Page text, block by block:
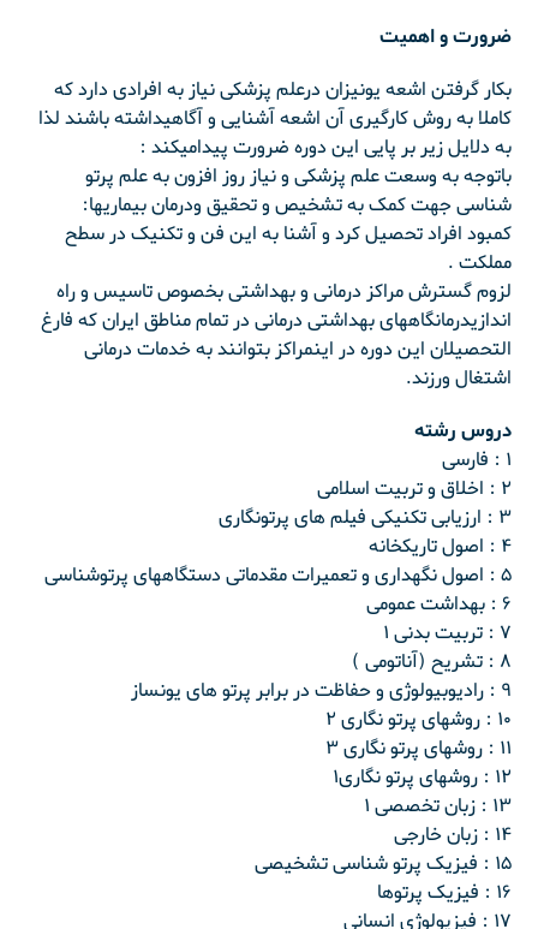
ضرورت و اهمیت
بکار گرفتن اشعه یونیزان درعلم پزشکی نیاز به افرادی دارد که
کاملا به روش کارگیری آن اشعه آشنایی و آگاهیداشته باشند لذا
به دلایل زیر بر پایی این دوره ضرورت پیدامیکند :
باتوجه به وسعت علم پزشکی و نیاز روز افزون به علم پرتو
شناسی جهت کمک به تشخیص و تحقیق ودرمان بیماریها:
کمبود افراد تحصیل کرد و آشنا به این فن و تکنیک در سطح
مملکت .
لزوم گسترش مراکز درمانی و بهداشتی بخصوص تاسیس و راه
اندازیدرمانگاههای بهداشتی درمانی در تمام مناطق ایران که فارغ
التحصیلان این دوره در اینمراکز بتوانند به خدمات درمانی
اشتغال ورزند.
دروس رشته
۱ : فارسی
۲ : اخلاق و تربیت اسلامی
۳ : ارزیابی تکنیکی فیلم های پرتونگاری
۴ : اصول تاریکخانه
۵ : اصول نگهداری و تعمیرات مقدماتی دستگاههای پرتوشناسی
۶ : بهداشت عمومی
۷ : تربیت بدنی ۱
۸ : تشریح (آناتومی )
۹ : رادیوبیولوژی و حفاظت در برابر پرتو های یونساز
۱۰ : روشهای پرتو نگاری ۲
۱۱ : روشهای پرتو نگاری ۳
۱۲ : روشهای پرتو نگاری۱
۱۳ : زبان تخصصی ۱
۱۴ : زبان خارجی
۱۵ : فیزیک پرتو شناسی تشخیصی
۱۶ : فیزیک پرتوها
۱۷ : فیزیولوژی انسانی